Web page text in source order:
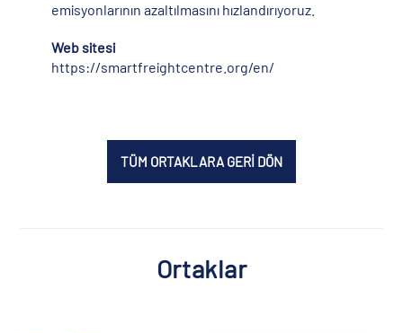
emisyonlarının azaltılmasını hızlandırıyoruz.
Web sitesi
https://smartfreightcentre.org/en/
TÜM ORTAKLARA GERİ DÖN
Ortaklar